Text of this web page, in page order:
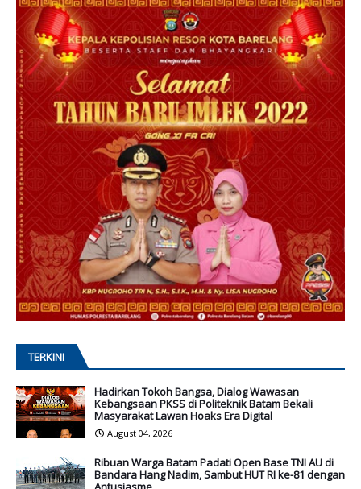
TERKINI
Hadirkan Tokoh Bangsa, Dialog Wawasan
Kebangsaan PKSS di Politeknik Batam Bekali
Masyarakat Lawan Hoaks Era Digital
August 04, 2026
Ribuan Warga Batam Padati Open Base TNI AU di
Bandara Hang Nadim, Sambut HUT RI ke-81 dengan